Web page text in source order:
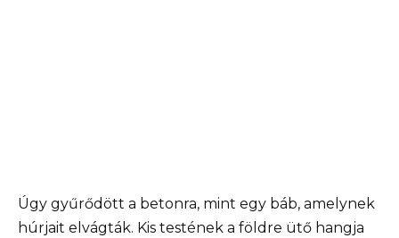
Úgy gyűrődött a betonra, mint egy báb, amelynek
húrjait elvágták. Kis testének a földre ütő hangja